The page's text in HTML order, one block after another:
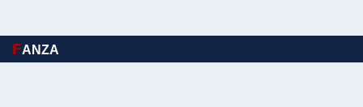
【閲覧注意】アフリカで ”魔女狩り” され死亡した女子、
とんでもなくエロい体してると話題に
FANZA